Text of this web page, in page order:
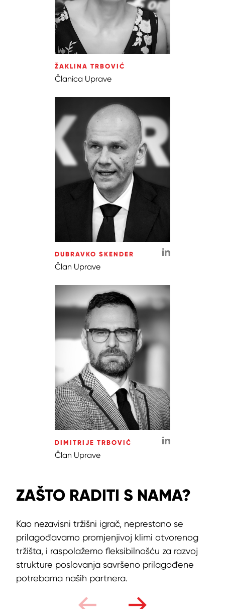
ŽAKLINA TRBOVIĆ
Članica Uprave
DUBRAVKO SKENDER
Član Uprave
DIMITRIJE TRBOVIĆ
Član Uprave
ZAŠTO RADITI S NAMA?
Kao nezavisni tržišni igrač, neprestano se
prilagođavamo promjenjivoj klimi otvorenog
tržišta, i raspolažemo fleksibilnošću za razvoj
strukture poslovanja savršeno prilagođene
potrebama naših partnera.